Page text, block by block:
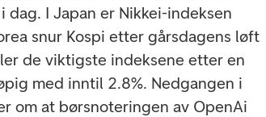
dag. I Japan er Nikkei-indeksen
snur Kospi etter gårsdagens løft
de viktigste indeksene etter en
med inntil 2.8%. Nedgangen i
om at børsnoteringen av OpenAi